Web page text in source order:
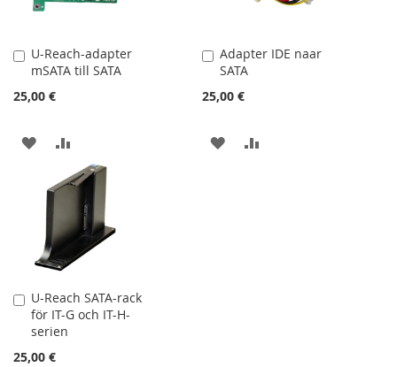
U-Reach-adapter
mSATA till SATA
25,00 €
Lägg
till
kundvagn
LÄGG
ÖNSKELISTA
TILL
JÄMFÖR
Adapter IDE naar
SATA
25,00 €
Lägg
till
kundvagn
LÄGG
U-Reach SATA-rack
för IT-G och IT-H-
serien
25,00 €
Lägg
till
i
kundvagn